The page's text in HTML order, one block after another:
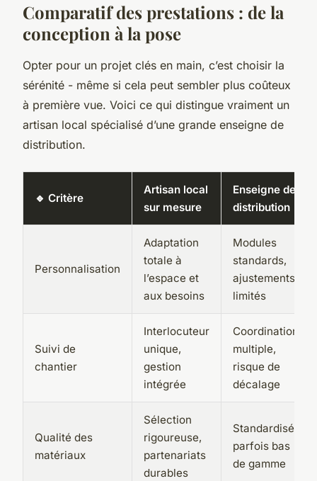
Comparatif des prestations : de la
conception à la pose
Opter pour un projet clés en main, c’est choisir la
sérénité - même si cela peut sembler plus coûteux
à première vue. Voici ce qui distingue vraiment un
artisan local spécialisé d’une grande enseigne de
distribution.
🔹 Critère
Artisan local
sur mesure
Enseigne de
distribution
Personnalisation
Adaptation
totale à
l’espace et
aux besoins
Modules
standards,
ajustements
limités
Suivi de
chantier
Interlocuteur
unique,
gestion
intégrée
Coordination
multiple,
risque de
décalage
Qualité des
matériaux
Sélection
rigoureuse,
partenariats
durables
Standardisés,
parfois bas
de gamme